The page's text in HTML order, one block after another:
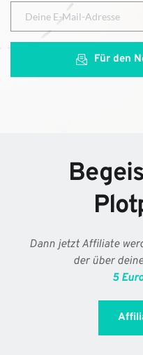
Für den
Dann jetzt Affiliate
der über
5